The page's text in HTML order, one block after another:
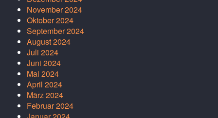
November 2024
Oktober 2024
September 2024
August 2024
Juli 2024
Juni 2024
Mai 2024
April 2024
März 2024
Februar 2024